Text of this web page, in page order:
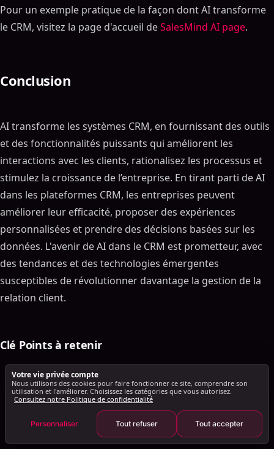
Lead ScLes algorithmes de recherche et de
qualification
Analyse des données et Les plates-formes CRM
personnalisation
AI dans les systèmes CRM : L'amélioration des
campagnes marketing
Campagne Les plates-formes CRM basées sur
l'optimisation
Marketing ciblé
AI-Plateformes CRM optimisées : rationalisation des
clients Les plates-formes CRM basées sur l'assistance
Service client automatisé Les chatbots
Expériences d'assistance personnalisées
L'avenir de AI dans le CRM : tendances émergentes et
AI -Driven Personnalisation
sur l'analyse
AI-Logiciel CRM optimisé
AI Ventes Les assistants
Conclusion
Clé Points à retenir
Pour un exemple pratique de la façon dont AI transforme
le CRM, visitez la page d'accueil deSalesMind AI page.
Conclusion
AI transforme les systèmes CRM, en fournissant des outils
et des fonctionnalités puissants qui améliorent les
interactions avec les clients, rationalisez les processus et
stimulez la croissance de l’entreprise. En tirant parti de AI
dans les plateformes CRM, les entreprises peuvent
améliorer leur efficacité, proposer des expériences
personnalisées et prendre des décisions basées sur les
données. L'avenir de AI dans le CRM est prometteur, avec
des tendances et des technologies émergentes
susceptibles de révolutionner davantage la gestion de la
relation client.
Clé Points à retenir
AI améliore les systèmes CRM en fournissant des
fonctionnalités et des capacités avancées pour
analyse des données, l'automatisation et
personnalisation.
Votre vie privée compte
Nous utilisons des cookies pour faire fonctionner ce site, comprendre son
utilisation et l'améliorer. Choisissez les catégories que vous autorisez.
Consultez notre Politique de confidentialité
Personnaliser Tout refuser Tout accepter